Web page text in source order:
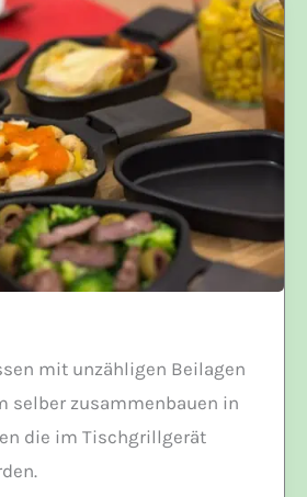
mit unzähligen Beilagen
selber zusammenbauen in
die im Tischgrillgerät